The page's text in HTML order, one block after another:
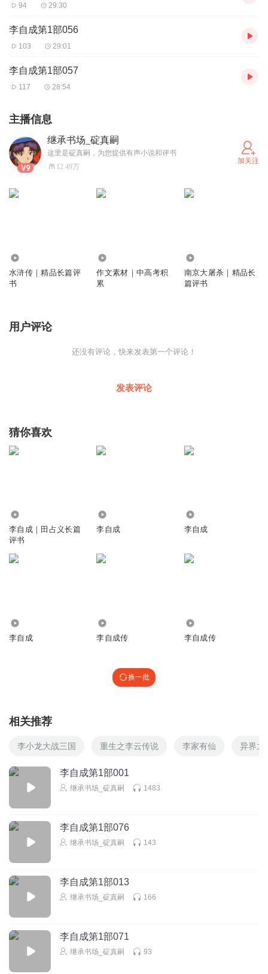
94 29:30
李自成第1部056
103 29:01
李自成第1部057
117 28:54
主播信息
继承书场_碇真嗣
这里是碇真嗣，为您提供有声小说和评书
12.49万
加关注
水浒传｜精品长篇评
书
作文素材｜中高考积
累
南京大屠杀｜精品长
篇评书
用户评论
还没有评论，快来发表第一个评论！
发表评论
猜你喜欢
李自成｜田占义长篇
评书
李自成 李自成
李自成 李自成传 李自成传
换一批
相关推荐
李小龙大战三国 重生之李云传说 李家有仙 异界之
李自成第1部001
继承书场_碇真嗣 1483
李自成第1部076
继承书场_碇真嗣 143
李自成第1部013
继承书场_碇真嗣 166
李自成第1部071
继承书场_碇真嗣 93